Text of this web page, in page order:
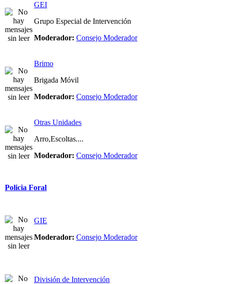
GEI
Grupo Especial de Intervención
Moderador: Consejo Moderador
Brimo
Brigada Móvil
Moderador: Consejo Moderador
Otras Unidades
Arro,Escoltas....
Moderador: Consejo Moderador
Policia Foral
GIE
Moderador: Consejo Moderador
División de Intervención